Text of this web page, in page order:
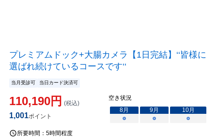
プレミアムドック+大腸カメラ【1日完結】‘‘皆様に
選ばれ続けているコースです‘‘
当月受診可 当日カード決済可
110,190円 (税込)
1,001ポイント
空き状況
8月 9月 10月
○
○ ○
所要時間： 5時間程度